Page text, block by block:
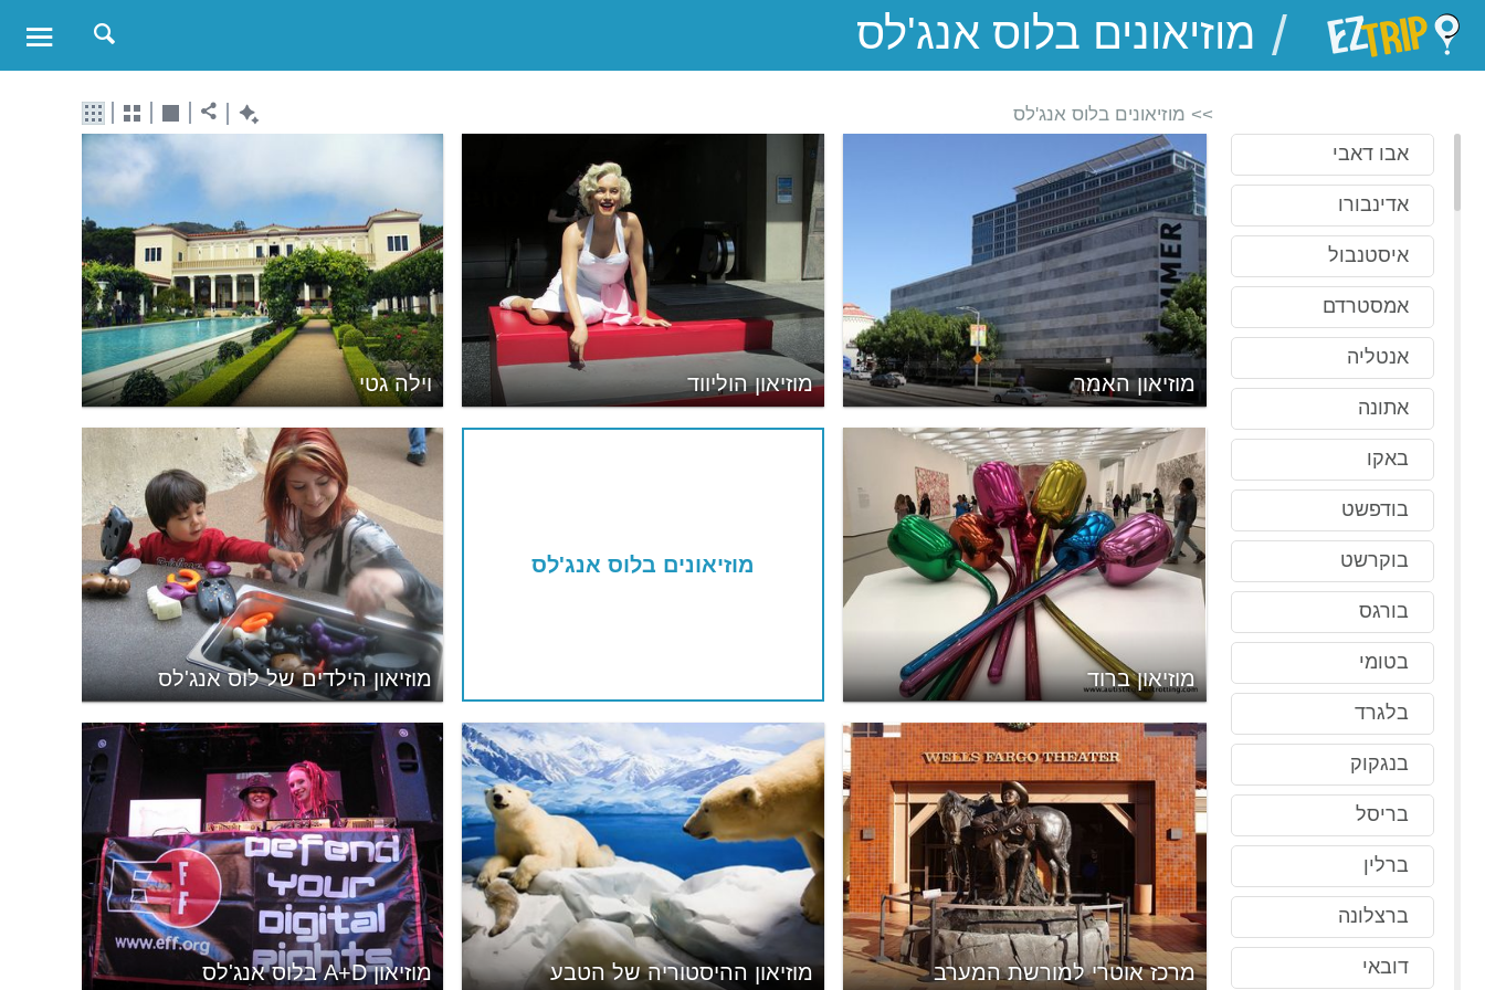
EZTrip
/
אבו דאבי
אדינבורו
איסטנבול
אמסטרדם
אנטליה
אתונה
באקו
בודפשט
בוקרשט
בורגס
בטומי
בלגרד
בנגקוק
בריסל
ברלין
ברצלונה
דובאי
>> מוזיאונים בלוס אנג'לס
וילה גטי מוזיאון הוליווד מוזיאון האמר
מוזיאון הילדים של לוס אנג'לס
מוזיאונים בלוס אנג'לס
מוזיאון ברוד
מוזיאון A+D בלוס אנג'לס מוזיאון ההיסטוריה של הטבע מרכז אוטרי למורשת המערב
גינס
קליפורניה